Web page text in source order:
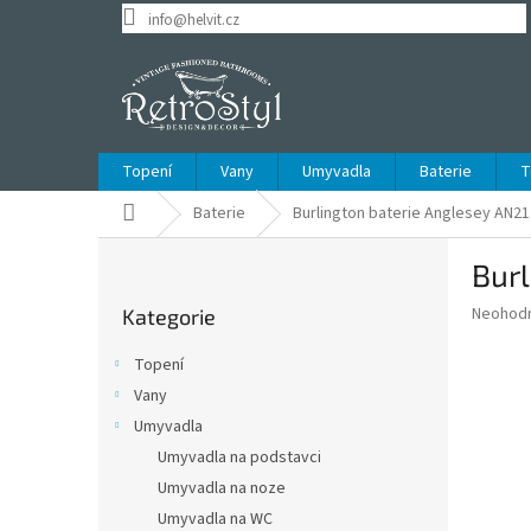
info@helvit.cz
Topení Vany Umyvadla Baterie
Domů Baterie Burlington baterie Anglesey AN21
kategorie
Kategorie
Topení
Vany
Umyvadla
Umyvadla na podstavci
Umyvadla na noze
Umyvadla na WC